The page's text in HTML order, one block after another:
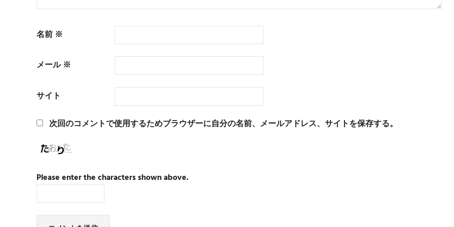
名前 ※
メール※
サイト
次回のコメントで使用するためブラウザーに自分の名前、メールアドレス、サイトを保存する。
Please enter the characters shown above.